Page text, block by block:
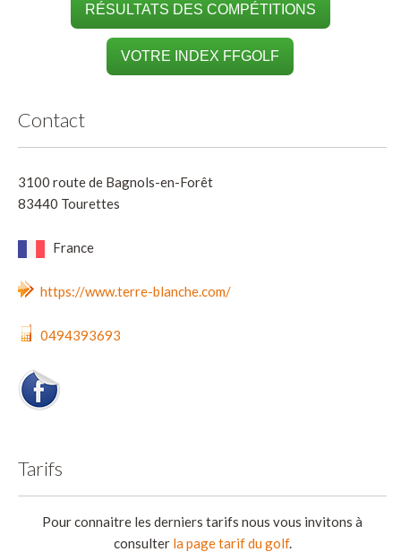
RÉSULTATS DES COMPÉTITIONS
VOTRE INDEX FFGOLF
Contact
3100 route de Bagnols-en-Forêt
83440 Tourettes
France
https://www.terre-blanche.com/
0494393693
Tarifs
Pour connaitre les derniers tarifs nous vous invitons à
consulter la page tarif du golf.